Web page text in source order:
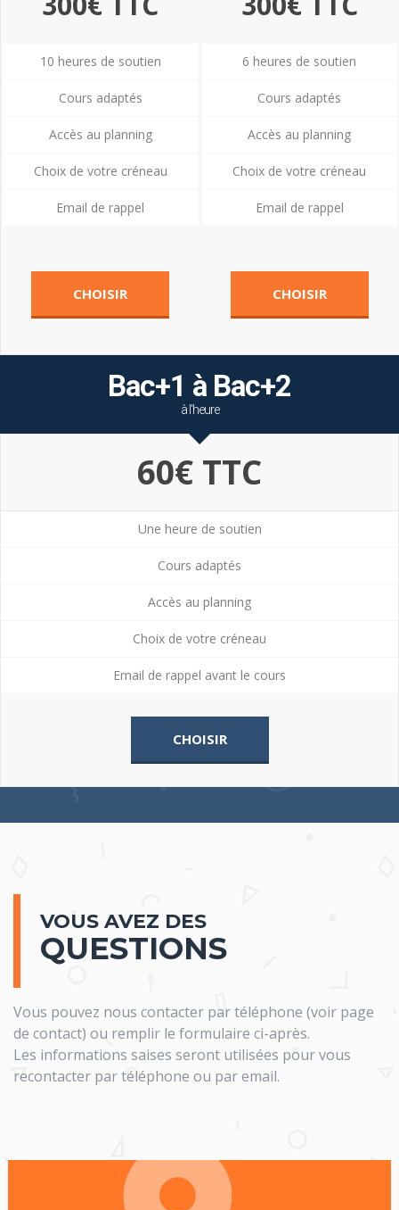
10 heures de soutien
Cours adaptés
Accès au planning
Choix de votre créneau
Email de rappel
CHOISIR
6 heures de soutien
Cours adaptés
Accès au planning
Choix de votre créneau
Email de rappel
CHOISIR
Bac+1 à Bac+2
à l'heure
60€ TTC
Une heure de soutien
Cours adaptés
Accès au planning
Choix de votre créneau
Email de rappel avant le cours
CHOISIR
VOUS AVEZ DES
QUESTIONS
Vous pouvez nous contacter par téléphone (voir page
de contact) ou remplir le formulaire ci-après.
Les informations saises seront utilisées pour vous
recontacter par téléphone ou par email.